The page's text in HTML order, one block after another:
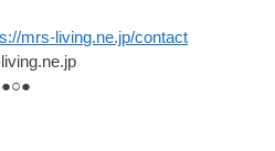
mrs-living.ne.jp/contact